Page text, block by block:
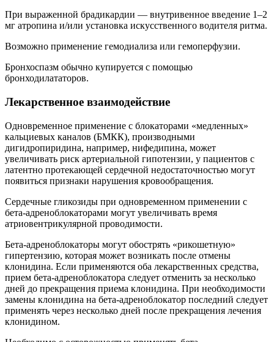
При выраженной брадикардии — внутривенное введение 1–2
мг атропина и/или установка искусственного водителя ритма.
Возможно применение гемодиализа или гемоперфузии.
Бронхоспазм обычно купируется с помощью
бронходилататоров.
Лекарственное взаимодействие
Одновременное применение с блокаторами «медленных»
кальциевых каналов (БМКК), производными
дигидропиридина, например, нифедипина, может
увеличивать риск артериальной гипотензии, у пациентов с
латентно протекающей сердечной недостаточностью могут
появиться признаки нарушения кровообращения.
Сердечные гликозиды при одновременном применении с
бета-адреноблокаторами могут увеличивать время
атриовентрикулярной проводимости.
Бета-адреноблокаторы могут обострять «рикошетную»
гипертензию, которая может возникать после отмены
клонидина. Если применяются оба лекарственных средства,
прием бета-адреноблокатора следует отменить за несколько
дней до прекращения приема клонидина. При необходимости
замены клонидина на бета-адреноблокатор последний следует
применять через несколько дней после прекращения лечения
клонидином.